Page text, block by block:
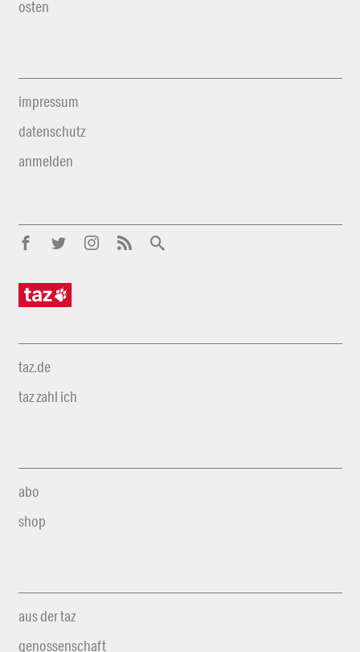
osten
impressum
datenschutz
anmelden
taz.de
taz zahl ich
abo
shop
aus der taz
genossenschaft